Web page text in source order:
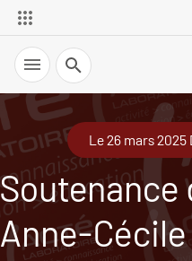
Recherche
Le 26 mars 2025
Soutenance
Anne-